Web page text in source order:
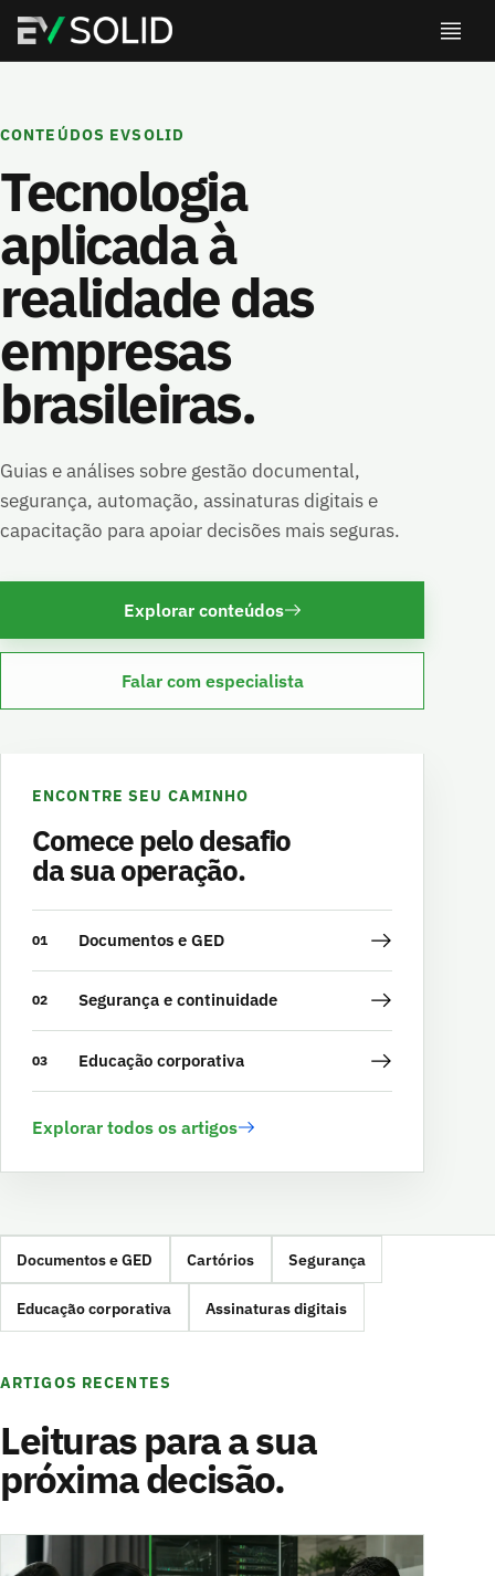
CONTEÚDOS EVSOLID
Tecnologia
aplicada à
realidade das
empresas
brasileiras.
Guias e análises sobre gestão documental,
segurança, automação, assinaturas digitais e
capacitação para apoiar decisões mais seguras.
Explorar conteúdos
Falar com especialista
ENCONTRE SEU CAMINHO
Comece pelo desafio
da sua operação.
01 Documentos e GED
02 Segurança e continuidade
03 Educação corporativa
Explorar todos os artigos
Documentos e GED Cartórios Segurança
Educação corporativa Assinaturas digitais
ARTIGOS RECENTES
Leituras para a sua
próxima decisão.